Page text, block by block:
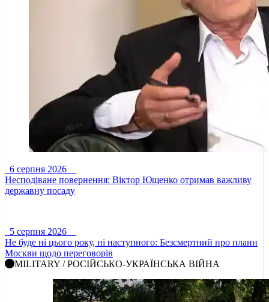
6 серпня 2026
Несподіване повернення: Віктор Ющенко отримав важливу
державну посаду
5 серпня 2026
Не буде ні цього року, ні наступного: Безсмертний про плани
Москви щодо переговорів
MILITARY / РОСІЙСЬКО-УКРАЇНСЬКА ВІЙНА